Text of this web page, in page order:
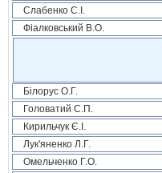
Слабенко С.І.
Фіалковський В.О.
Білорус О.Г.
Головатий С.П.
Кирильчук Є.І.
Лук'яненко Л.Г.
Омельченко Г.О.